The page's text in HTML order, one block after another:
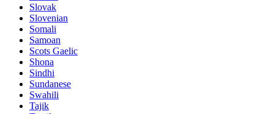
Slovak
Slovenian
Somali
Samoan
Scots Gaelic
Shona
Sindhi
Sundanese
Swahili
Tajik